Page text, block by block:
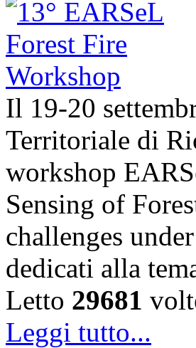
Il 19-20
Territoriale di
workshop
Sensing of
challenges
dedicati alla
Letto 29681
Leggi tutto...